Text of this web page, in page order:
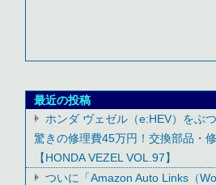
最近の投稿
ホンダ ヴェゼル（e:HEV）をぶ
驚きの修理費45万円！交換部品・
【HONDA VEZEL VOL.97】
ついに「Amazon Auto Links（